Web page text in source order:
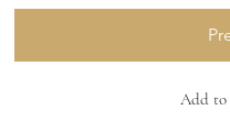
Add to